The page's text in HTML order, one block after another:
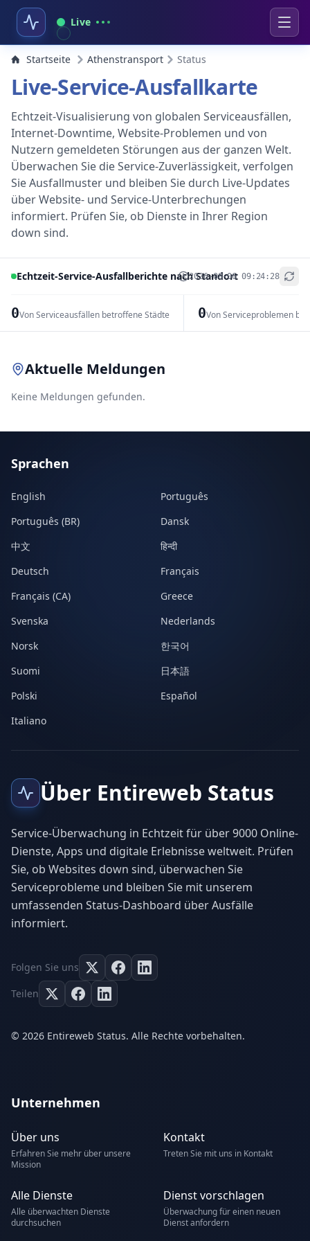
Live
Startseite Athenstransport Status
Live-Service-Ausfallkarte
Echtzeit-Visualisierung von globalen Serviceausfällen,
Internet-Downtime, Website-Problemen und von
Nutzern gemeldeten Störungen aus der ganzen Welt.
Überwachen Sie die Service-Zuverlässigkeit, verfolgen
Sie Ausfallmuster und bleiben Sie durch Live-Updates
über Website- und Service-Unterbrechungen
informiert. Prüfen Sie, ob Dienste in Ihrer Region
down sind.
Echtzeit-Service-Ausfallberichte nach Standort
2026-08-06 09:24:28
0Von Serviceausfällen betroffene Städte 0Von Serviceproblemen
+
Aktuelle Meldungen
Keine Meldungen gefunden.
Sprachen
English
Português
Português (BR)
Dansk
中文
हिन्दी
Deutsch
Français
Français (CA)
Greece
Svenska
Nederlands
Norsk
한국어
Suomi
日本語
Polski
Español
Italiano
Über Entireweb Status
Service-Überwachung in Echtzeit für über 9000 Online-
Dienste, Apps und digitale Erlebnisse weltweit. Prüfen
Sie, ob Websites down sind, überwachen Sie
Serviceprobleme und bleiben Sie mit unserem
umfassenden Status-Dashboard über Ausfälle
informiert.
Folgen Sie uns
Teilen
© 2026 Entireweb Status. Alle Rechte vorbehalten.
Unternehmen
Über uns
Erfahren Sie mehr über unsere
Mission
Kontakt
Treten Sie mit uns in Kontakt
Alle Dienste
Alle überwachten Dienste
durchsuchen
Dienst vorschlagen
Überwachung für einen neuen
Dienst anfordern